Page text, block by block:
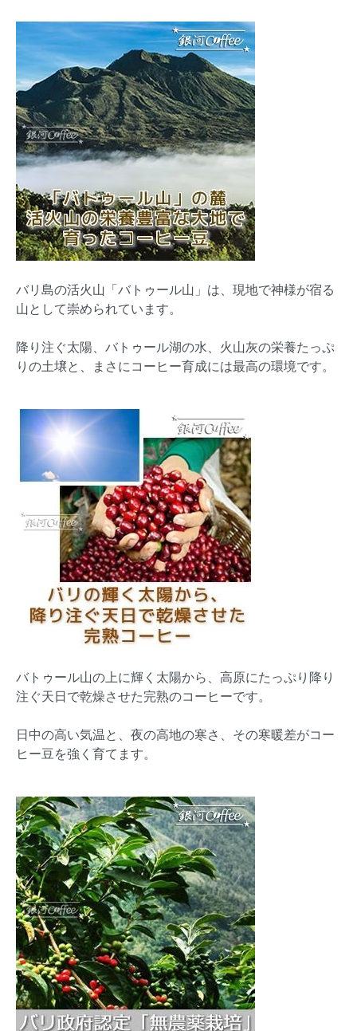
バリ島の活火山「バトゥール山」は、現地で神様が宿る
山として崇められています。
降り注ぐ太陽、バトゥール湖の水、火山灰の栄養たっぷ
りの土壌と、まさにコーヒー育成には最高の環境です。
バトゥール山の上に輝く太陽から、高原にたっぷり降り
注ぐ天日で乾燥させた完熟のコーヒーです。
日中の高い気温と、夜の高地の寒さ、その寒暖差がコー
ヒー豆を強く育てます。